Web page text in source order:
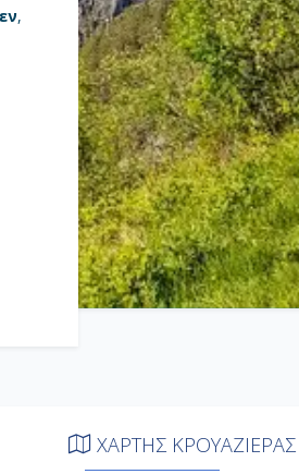
,
ΧΑΡΤΗΣ ΚΡΟΥΑΖΙΕΡΑΣ